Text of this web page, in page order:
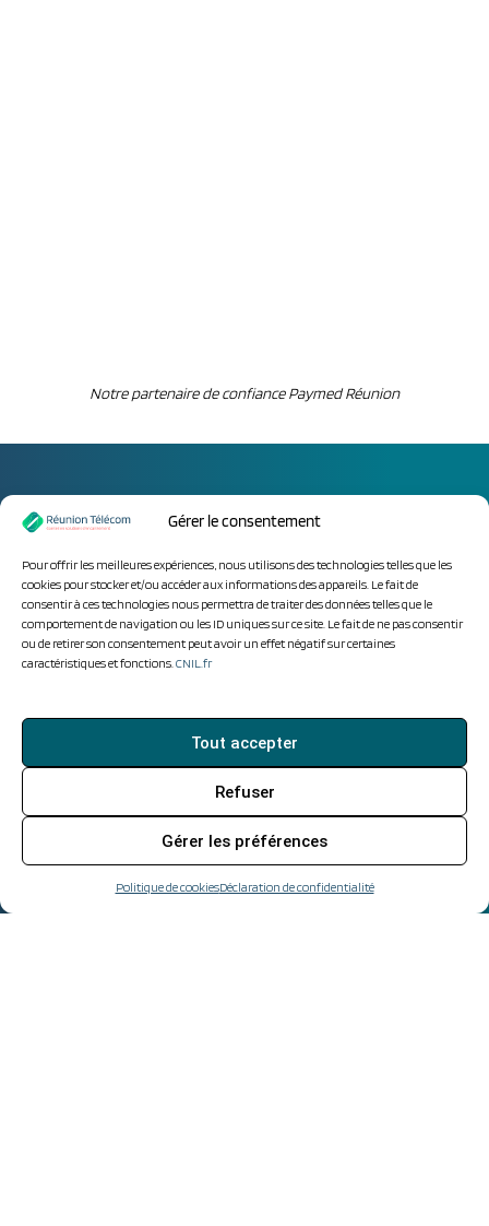
Gérer le consentement
Pour offrir les meilleures expériences, nous utilisons des technologies telles que les
cookies pour stocker et/ou accéder aux informations des appareils. Le fait de
consentir à ces technologies nous permettra de traiter des données telles que le
comportement de navigation ou les ID uniques sur ce site. Le fait de ne pas consentir
ou de retirer son consentement peut avoir un effet négatif sur certaines
caractéristiques et fonctions.CNIL.fr
Tout accepter
Refuser
Gérer les préférences
Politique de cookiesDéclaration de confidentialité
Notre partenaire de confiancePaymed Réunion
Accueil Votre métier Nos solutions
Qui sommes-nous ? Recrutement
Actualités Contact
Politique de cookies (UE)
Déclaration de confidentialité (UE)